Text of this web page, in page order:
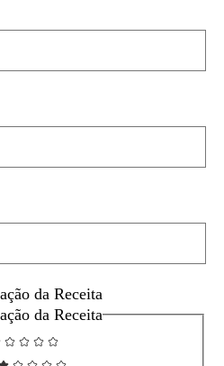
da Receita
da Receita